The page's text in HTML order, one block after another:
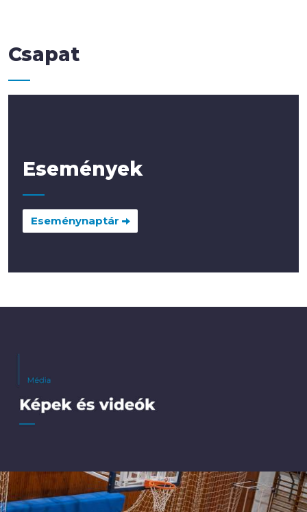
Csapat
Események
Eseménynaptár